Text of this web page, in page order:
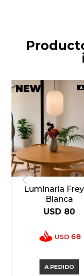
Luminaria
Blanca
USD 80
USD 68
A PEDIDO